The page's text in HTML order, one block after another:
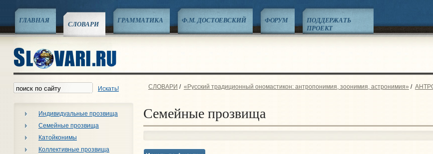
ГЛАВНАЯ СЛОВАРИ ГРАММАТИКА Ф.М. ДОСТОЕВСКИЙ ФОРУМ
ПОДДЕРЖАТЬ
ПРОЕКТ
Искать!
Индивидуальные прозвища
Семейные прозвища
Катойконимы
Коллективные прозвища
СЛОВАРИ / «Русский традиционный ономастикон: антропонимия, зоонимия, астронимия» /
Семейные прозвища